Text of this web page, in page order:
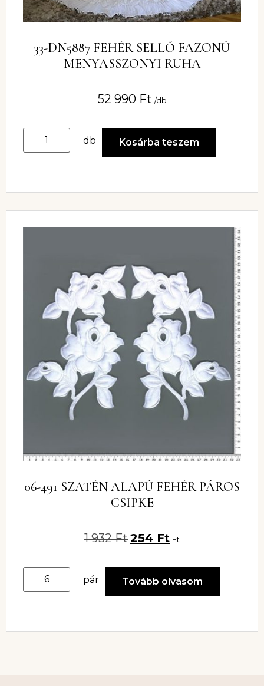
33-DN5887 FEHÉR SELLŐ FAZONÚ
MENYASSZONYI RUHA
52 990 Ft /db
db Kosárba teszem
06-491 SZATÉN ALAPÚ FEHÉR PÁROS
CSIPKE
1 932Ft254 Ft Ft
pár Tovább olvasom